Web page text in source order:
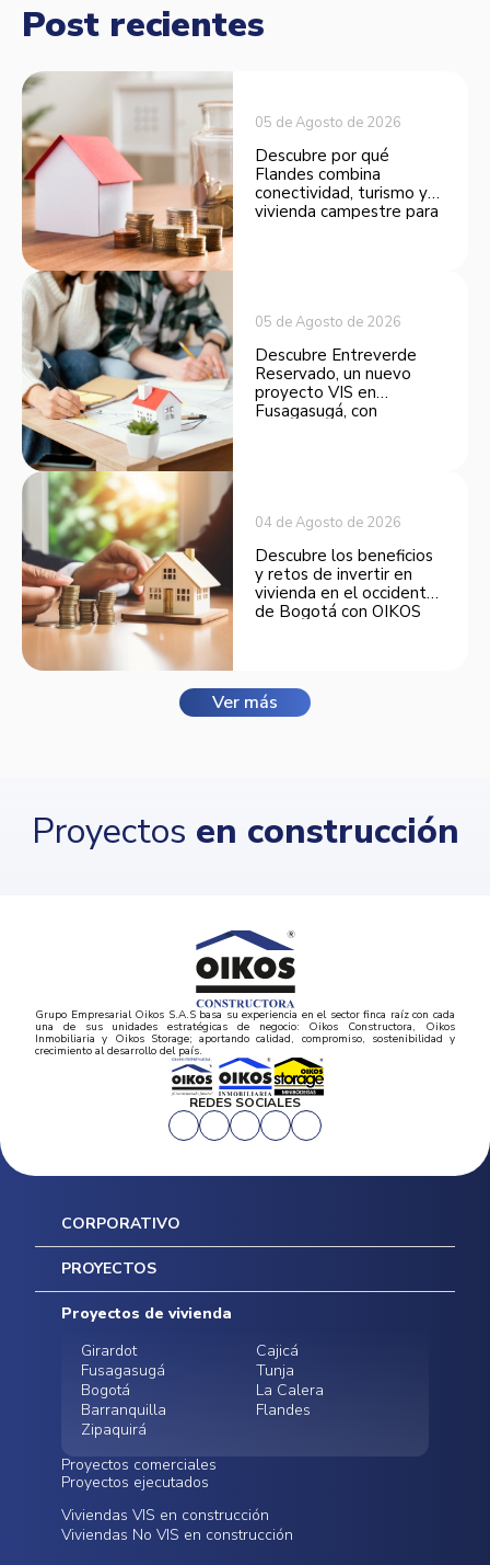
Post recientes
05 de Agosto de 2026
Descubre por qué
Flandes combina
conectividad, turismo y
vivienda campestre para
05 de Agosto de 2026
Descubre Entreverde
Reservado, un nuevo
proyecto VIS en
Fusagasugá, con
04 de Agosto de 2026
Descubre los beneficios
y retos de invertir en
vivienda en el occidente
de Bogotá con OIKOS
Ver más
Proyectos en construcción
Grupo Empresarial Oikos S.A.S basa su experiencia en el sector finca raíz con cada
una de sus unidades estratégicas de negocio: Oikos Constructora, Oikos
Inmobiliaria y Oikos Storage; aportando calidad, compromiso, sostenibilidad y
crecimiento al desarrollo del país.
REDES SOCIALES
CORPORATIVO
Inicio
Mapa del sitio
Postventas
Contratación Directa
Noticias
PROYECTOS
Proyectos de vivienda
Girardot
Cajicá
Fusagasugá
Tunja
Bogotá
La Calera
Barranquilla
Flandes
Zipaquirá
Proyectos comerciales
Funza
Infinitum Zentral
Bodegas - ALMAX
Centro Comercial
Proyectos ejecutados
Conoce nuestros
proyectos ejecutados
Viviendas VIS en construcción
Viviendas No VIS en construcción